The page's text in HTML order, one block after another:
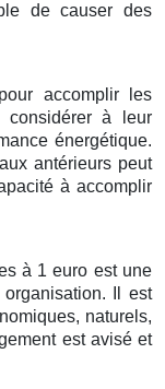
de causer des
accomplirles
considérerà leur
énergétique.
antérieurs peut
à accomplir
à 1 euro est une
organisation. Il est
, naturels,
est aviséet